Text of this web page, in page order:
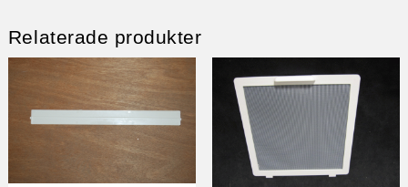
Relaterade produkter